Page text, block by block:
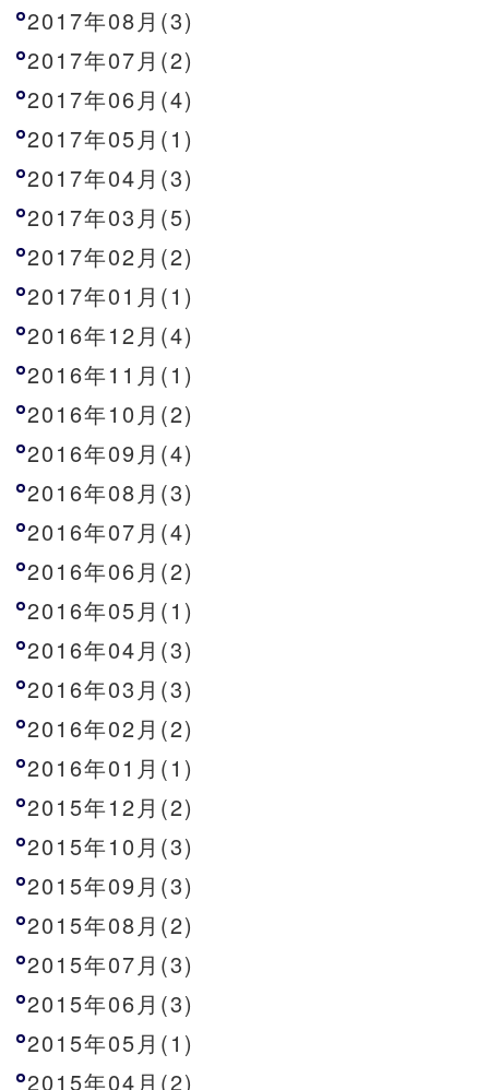
2017年08月(3)
2017年07月(2)
2017年06月(4)
2017年05月(1)
2017年04月(3)
2017年03月(5)
2017年02月(2)
2017年01月(1)
2016年12月(4)
2016年11月(1)
2016年10月(2)
2016年09月(4)
2016年08月(3)
2016年07月(4)
2016年06月(2)
2016年05月(1)
2016年04月(3)
2016年03月(3)
2016年02月(2)
2016年01月(1)
2015年12月(2)
2015年10月(3)
2015年09月(3)
2015年08月(2)
2015年07月(3)
2015年06月(3)
2015年05月(1)
2015年04月(2)